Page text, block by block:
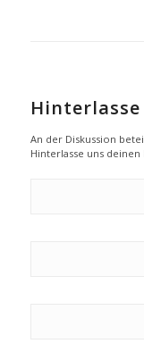
An der Diskussion
Hinterlasse uns